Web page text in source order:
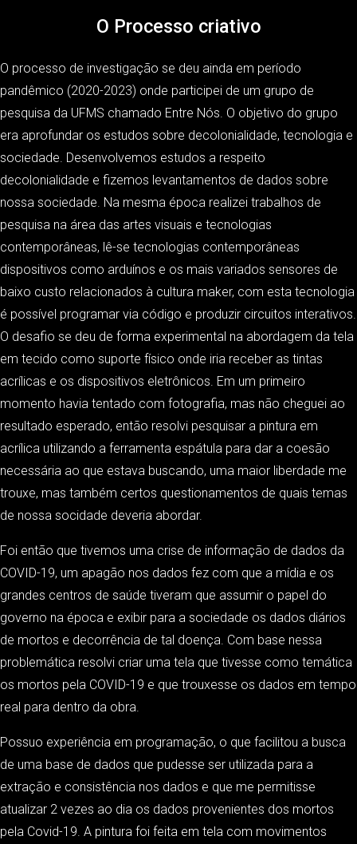
O Processo criativo
O processo de investigação se deu ainda em período
pandêmico (2020-2023) onde participei de um grupo de
pesquisa da UFMS chamado Entre Nós. O objetivo do grupo
era aprofundar os estudos sobre decolonialidade, tecnologia e
sociedade. Desenvolvemos estudos a respeito
decolonialidade e fizemos levantamentos de dados sobre
nossa sociedade. Na mesma época realizei trabalhos de
pesquisa na área das artes visuais e tecnologias
contemporâneas, lê-se tecnologias contemporâneas
dispositivos como arduínos e os mais variados sensores de
baixo custo relacionados à cultura maker, com esta tecnologia
é possível programar via código e produzir circuitos interativos.
O desafio se deu de forma experimental na abordagem da tela
em tecido como suporte físico onde iria receber as tintas
acrílicas e os dispositivos eletrônicos. Em um primeiro
momento havia tentado com fotografia, mas não cheguei ao
resultado esperado, então resolvi pesquisar a pintura em
acrílica utilizando a ferramenta espátula para dar a coesão
necessária ao que estava buscando, uma maior liberdade me
trouxe, mas também certos questionamentos de quais temas
de nossa socidade deveria abordar.
Foi então que tivemos uma crise de informação de dados da
COVID-19, um apagão nos dados fez com que a mídia e os
grandes centros de saúde tiveram que assumir o papel do
governo na época e exibir para a sociedade os dados diários
de mortos e decorrência de tal doença. Com base nessa
problemática resolvi criar uma tela que tivesse como temática
os mortos pela COVID-19 e que trouxesse os dados em tempo
real para dentro da obra.
Possuo experiência em programação, o que facilitou a busca
de uma base de dados que pudesse ser utilizada para a
extração e consistência nos dados e que me permitisse
atualizar 2 vezes ao dia os dados provenientes dos mortos
pela Covid-19. A pintura foi feita em tela com movimentos